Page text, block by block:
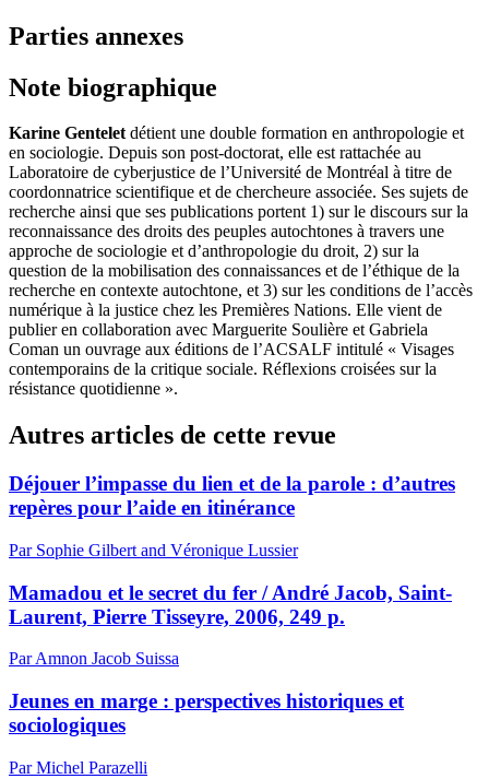
Parties annexes
Note biographique
Karine Genteletdétient une double formation en anthropologie et
en sociologie. Depuis son post-doctorat, elle est rattachée au
Laboratoire de cyberjustice de l’Université de Montréal à titre de
coordonnatrice scientifique et de chercheure associée. Ses sujets de
recherche ainsi que ses publications portent 1) sur le discours sur la
reconnaissance des droits des peuples autochtones à travers une
approche de sociologie et d’anthropologie du droit, 2) sur la
question de la mobilisation des connaissances et de l’éthique de la
recherche en contexte autochtone, et 3) sur les conditions de l’accès
numérique à la justice chez les Premières Nations. Elle vient de
publier en collaboration avec Marguerite Soulière et Gabriela
Coman un ouvrage aux éditions de l’ACSALF intitulé « Visages
contemporains de la critique sociale. Réflexions croisées sur la
résistance quotidienne ».
Autres articles de cette revue
Déjouer l’impasse du lien et de la parole : d’autres
repères pour l’aide en itinérance
Par Sophie Gilbert and Véronique Lussier
Mamadou et le secret du fer / André Jacob, Saint-
Laurent, Pierre Tisseyre, 2006, 249 p.
Par Amnon Jacob Suissa
Jeunes en marge : perspectives historiques et
sociologiques
Par Michel Parazelli